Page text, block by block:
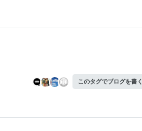
このタグでブログを書く